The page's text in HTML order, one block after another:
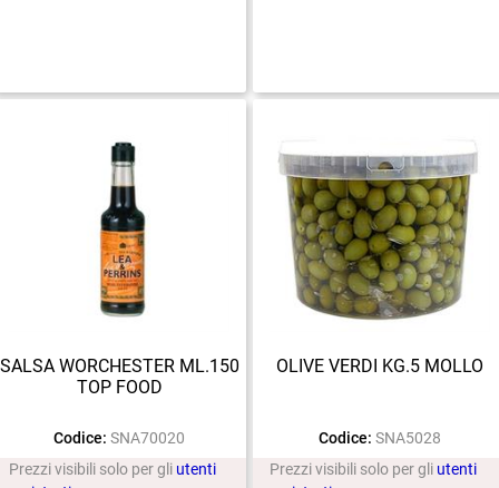
SALSA WORCHESTER ML.150
TOP FOOD
Codice: SNA70020
Prezzi visibili solo per gli utenti
OLIVE VERDI KG.5 MOLLO
Codice: SNA5028
Prezzi visibili solo per gli utenti